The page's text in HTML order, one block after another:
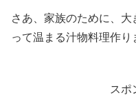
さあ、家族のために、
って温まる汁物料理作り
スポ